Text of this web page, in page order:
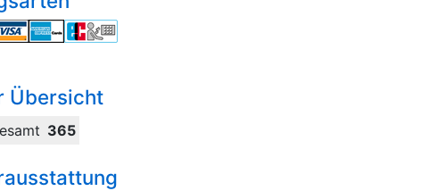
Übersicht
365